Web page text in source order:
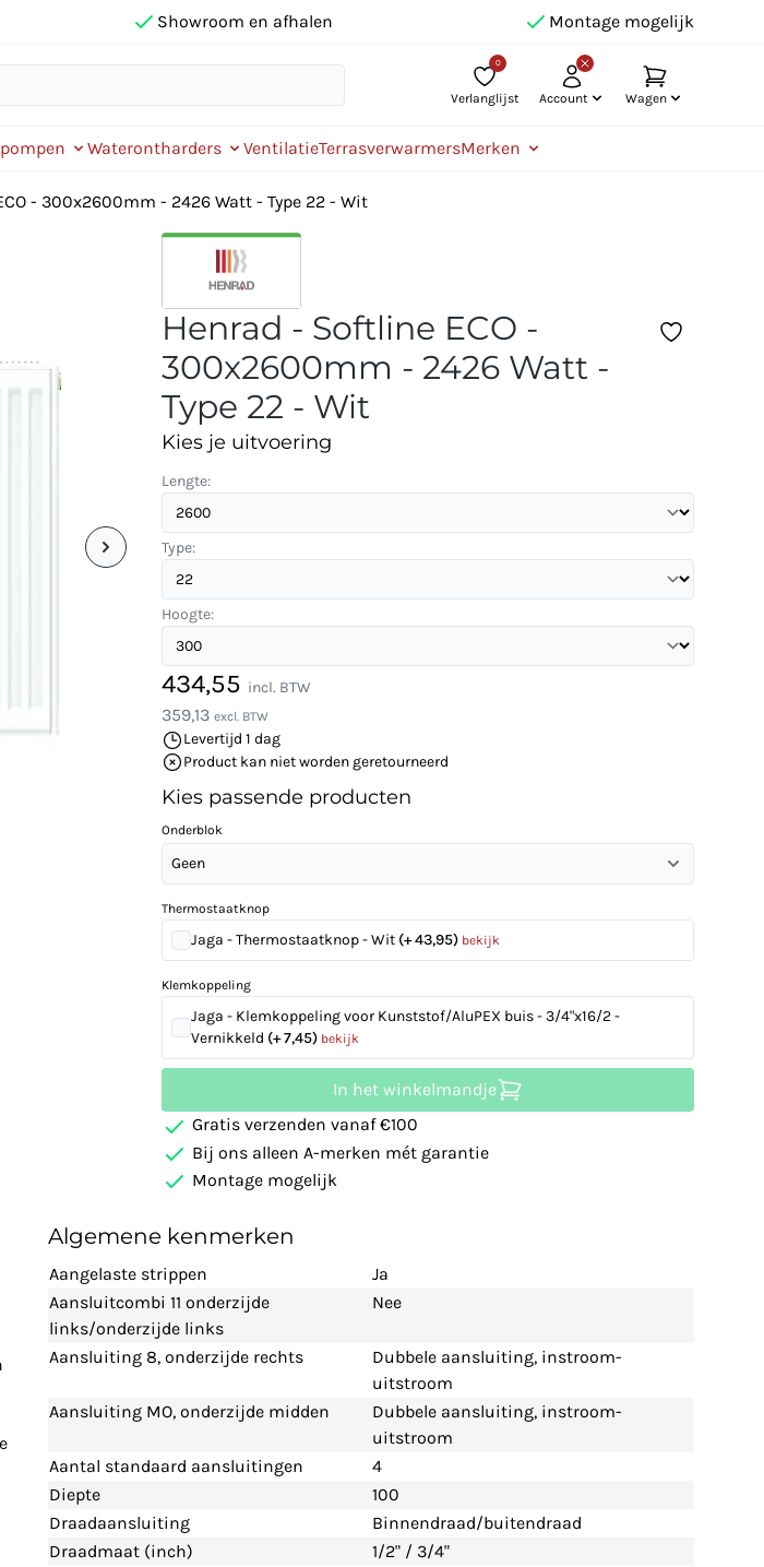
Showroom en afhalen Montage mogelijk
0
Verlanglijst Account Wagen
Waterontharders VentilatieTerrasverwarmersMerken
- 300x2600mm - 2426 Watt - Type 22 - Wit
Henrad - Softline ECO -
300x2600mm - 2426 Watt -
Type 22 - Wit
Kies je uitvoering
Lengte:
Type:
Hoogte:
434,55 incl. BTW
359,13 excl. BTW
Levertijd 1 dag
Product kan niet worden geretourneerd
Kies passende producten
Onderblok
Geen
Thermostaatknop
Jaga - Thermostaatknop - Wit (+ 43,95) bekijk
Klemkoppeling
Jaga - Klemkoppeling voor Kunststof/AluPEX buis - 3/4"x16/2 -
Vernikkeld (+ 7,45) bekijk
In het winkelmandje
Gratis verzenden vanaf €100
Bij ons alleen A-merken mét garantie
Montage mogelijk
Algemene kenmerken
Aangelaste strippen
Ja
Aansluitcombi 11 onderzijde
links/onderzijde links
Nee
Aansluiting 8, onderzijde rechts
Dubbele aansluiting, instroom-
uitstroom
Aansluiting MO, onderzijde midden
Dubbele aansluiting, instroom-
uitstroom
Aantal standaard aansluitingen
4
Diepte
100
Draadaansluiting
Binnendraad/buitendraad
Draadmaat (inch)
1/2" / 3/4"